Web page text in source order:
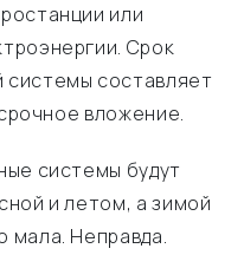
или
Срок
составляет
вложение.
системы будут
и летом, а зимой
мала. Неправда.